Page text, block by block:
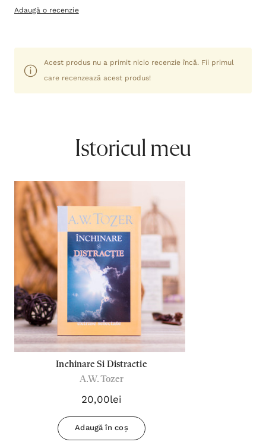
Adaugă o recenzie
Acest produs nu a primit nicio recenzie încă. Fii primul
care recenzează acest produs!
Istoricul meu
Inchinare Si Distractie
A.W. Tozer
20,00lei
Adaugă în coș